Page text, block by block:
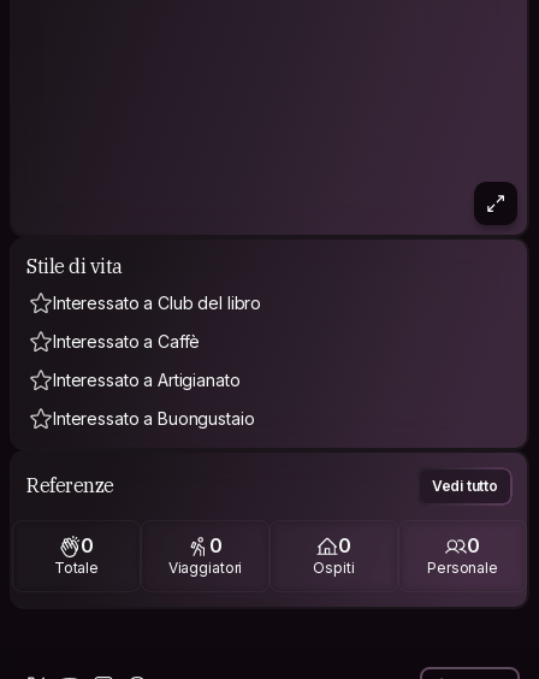
Stile di vita
Interessato a Club del libro
Interessato a Caffè
Interessato a Artigianato
Interessato a Buongustaio
Referenze Vedi tutto
0
Totale
0
Viaggiatori
0
Ospiti
0
Personale